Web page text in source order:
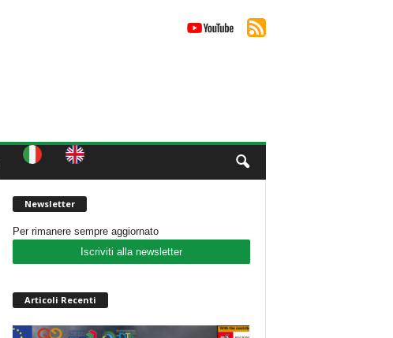
Newsletter
Per rimanere sempre aggiornato
Iscriviti alla newsletter
Articoli Recenti